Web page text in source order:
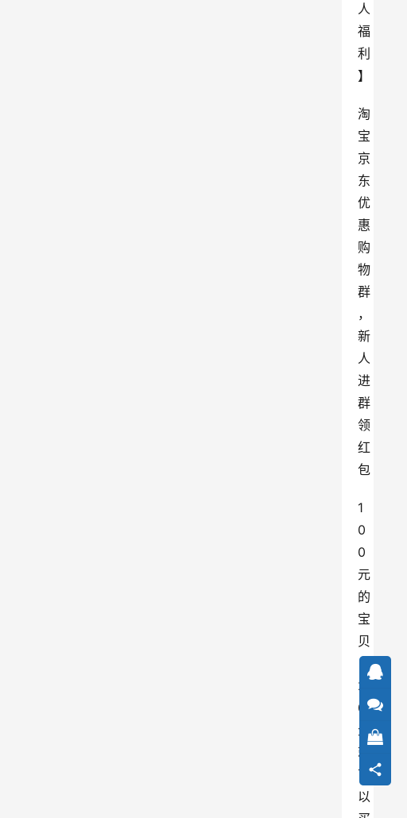
人
福
利
】
淘
宝
京
东
优
惠
购
物
群
，
新
人
进
群
领
红
包
1
0
0
元
的
宝
贝
，
2
0
元
就
可
以